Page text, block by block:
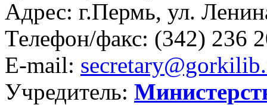
Адрес: г.Пермь, ул.
Телефон/факс: (342) 236
E-mail:
Учредитель: